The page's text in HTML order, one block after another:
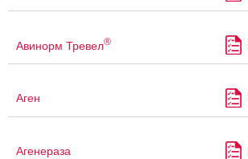
Авинорм Тревел®
Аген
Агенераза